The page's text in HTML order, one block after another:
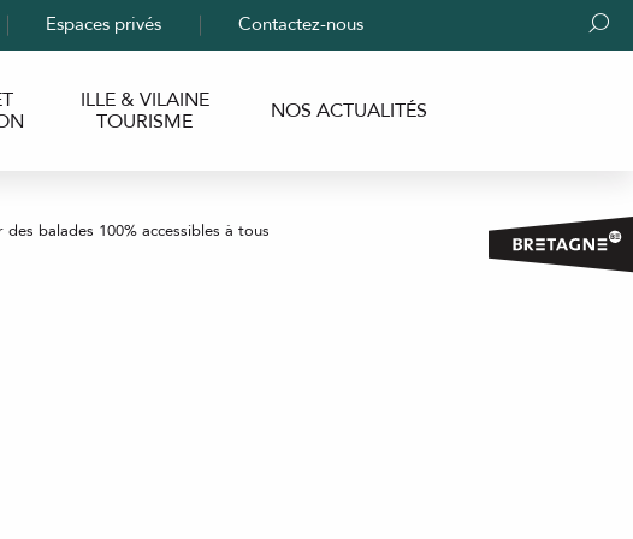
Espaces privés Contactez-nous
ILLE & VILAINE
TOURISME
NOS ACTUALITÉS
balades 100% accessibles à tous